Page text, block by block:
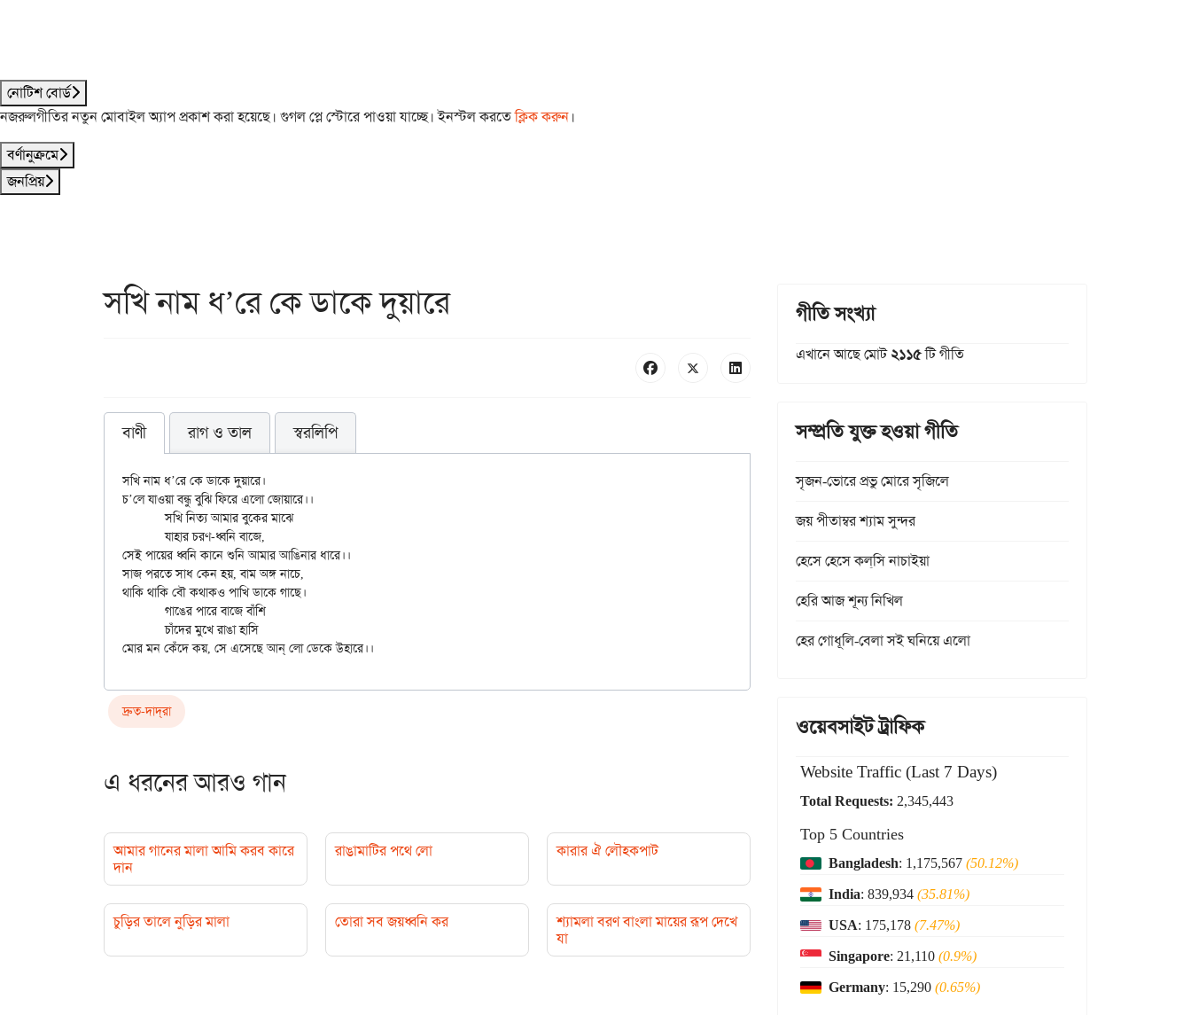
নোটিশ বোর্ড
নজরুলগীতির নতুন মোবাইল অ্যাপ প্রকাশ করা হয়েছে। গুগল প্লে স্টোরে পাওয়া যাচ্ছে। ইনস্টল করতেক্লিক করুন।
বর্ণানুক্রমে
জনপ্রিয়
সখি নাম ধ’রে কে ডাকে দুয়ারে
বাণী রাগ ও তাল স্বরলিপি
সখি নাম ধ’রে কে ডাকে দুয়ারে।
চ’লে যাওয়া বন্ধু বুঝি ফিরে এলো জোয়ারে।।
	সখি নিত্য আমার বুকের মাঝে
	যাহার চরণ-ধ্বনি বাজে,
সেই পায়ের ধ্বনি কানে শুনি আমার আঙিনার ধারে।।
সাজ পরতে সাধ কেন হয়, বাম অঙ্গ নাচে,
থাকি থাকি বৌ কথাকও পাখি ডাকে গাছে।
	চাঁদের মুখে রাঙা হাসি
দ্রুত-দাদ্‌রা
এ ধরনের আরও গান
আমার গানের মালা আমি করব কারে
দান
রাঙামাটির পথে লো কারার ঐ লৌহকপাট
চুড়ির তালে নুড়ির মালা তোরা সব জয়ধ্বনি কর
শ্যামলা বরণ বাংলা মায়ের রূপ দেখে
যা
গীতি সংখ্যা
এখানে আছে মোট২১১৫টি গীতি
সম্প্রতি যুক্ত হওয়া গীতি
সৃজন-ভোরে প্রভু মোরে সৃজিলে
জয় পীতাম্বর শ্যাম সুন্দর
হেসে হেসে কল্‌সি নাচাইয়া
হেরি আজ শূন্য নিখিল
হের গোধূলি-বেলা সই ঘনিয়ে এলো
ওয়েবসাইট ট্রাফিক
Website Traffic (Last 7 Days)
Total Requests: 2,345,443
Top 5 Countries
Bangladesh: 1,175,567(50.12%)
India: 839,934(35.81%)
USA: 175,178(7.47%)
Singapore: 21,110(0.9%)
Germany: 15,290(0.65%)